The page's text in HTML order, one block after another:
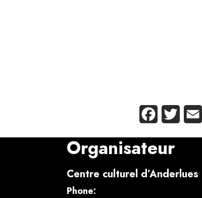
Facebook
Twitter
Organisateur
Centre culturel d’Anderlues
Phone: